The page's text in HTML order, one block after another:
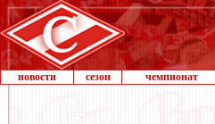
новости сезон чемпионат